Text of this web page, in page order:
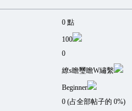
0 點
100
0
繚s瞻璽瞻W繡繫
Beginner
0 (占全部帖子的 0%)